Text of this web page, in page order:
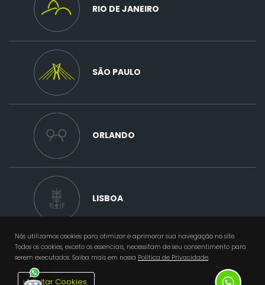
RIO DE JANEIRO
SÃO PAULO
ORLANDO
LISBOA
Nós utilizamos cookies para otimizar e aprimorar sua navegação no site.
Todos os cookies, exceto os essenciais, necessitam de seu consentimento para
serem executados. Saiba mais em nossa Política de Privacidade.
Aceitar Cookies